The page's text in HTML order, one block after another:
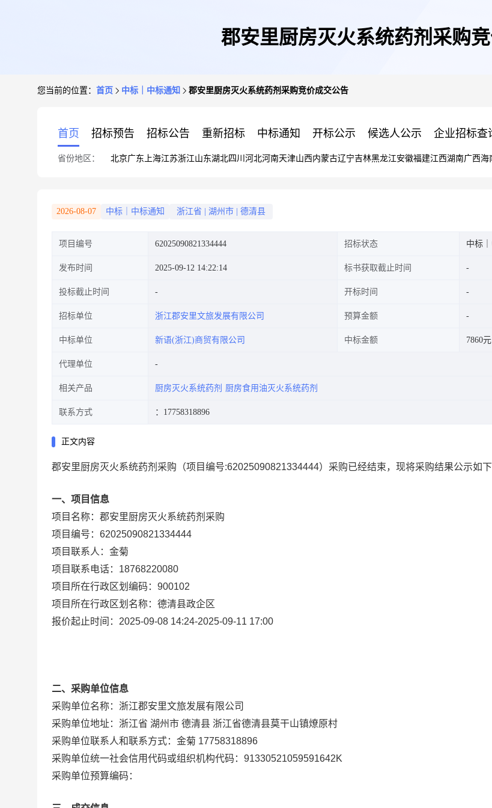
郡安里厨房灭火系统药剂采购
您当前的位置： 首页 中标｜中标通知 郡安里厨房灭火系统药剂采购竞价成交公告
首页 招标预告 招标公告 重新招标 中标通知 开标公示 候选人公示 企业招标查
省份地区： 北京广东 上海江苏浙江山东湖北四川 河北河南天津山西内蒙古辽宁吉林黑龙江安徽福建江西湖南广西海
2026-08-07 中标｜中标通知 浙江省 湖州市 德清县
项目编号 62025090821334444 招标状态 中标
发布时间 2025-09-12 14:22:14 标书获取截止时间
投标截止时间 开标时间
招标单位 浙江郡安里文旅发展有限公司 预算金额
中标单位 新语(浙江)商贸有限公司 中标金额 7860元
代理单位
相关产品 厨房灭火系统药剂 厨房食用油灭火系统药剂
联系方式 ：17758318896
正文内容
郡安里厨房灭火系统药剂采购 （项目编号:62025090821334444）采购已经结束，现将采购结果公示如下
一、项目信息
项目名称： 郡安里厨房灭火系统药剂采购
项目编号： 62025090821334444
项目联系人： 金菊
项目联系电话： 18768220080
项目所在行政区划编码： 900102
项目所在行政区划名称： 德清县政企区
报价起止时间： 2025-09-08 14:24-2025-09-11 17:00
二、采购单位信息
采购单位名称： 浙江郡安里文旅发展有限公司
采购单位地址： 浙江省 湖州市 德清县 浙江省德清县莫干山镇燎原村
采购单位联系人和联系方式： 金菊 17758318896
采购单位统一社会信用代码或组织机构代码： 91330521059591642K
采购单位预算编码：